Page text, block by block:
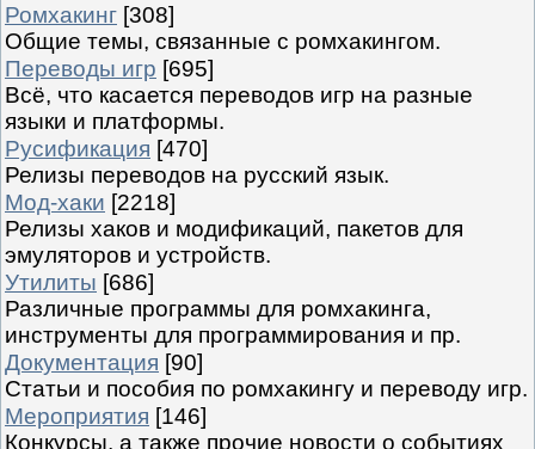
Ромхакинг [308]
Общие темы, связанные с ромхакингом.
Переводы игр [695]
Всё, что касается переводов игр на разные
языки и платформы.
Русификация [470]
Релизы переводов на русский язык.
Мод-хаки [2218]
Релизы хаков и модификаций, пакетов для
эмуляторов и устройств.
Утилиты [686]
Различные программы для ромхакинга,
инструменты для программирования и пр.
Документация [90]
Статьи и пособия по ромхакингу и переводу игр.
Мероприятия [146]
Конкурсы, а также прочие новости о событиях